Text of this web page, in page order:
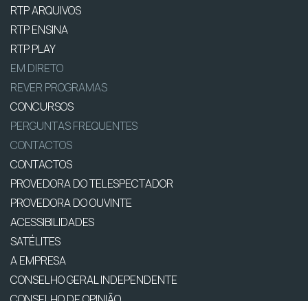
RTP ARQUIVOS
RTP ENSINA
RTP PLAY
EM DIRETO
REVER PROGRAMAS
CONCURSOS
PERGUNTAS FREQUENTES
CONTACTOS
CONTACTOS
PROVEDORA DO TELESPECTADOR
PROVEDORA DO OUVINTE
ACESSIBILIDADES
SATÉLITES
A EMPRESA
CONSELHO GERAL INDEPENDENTE